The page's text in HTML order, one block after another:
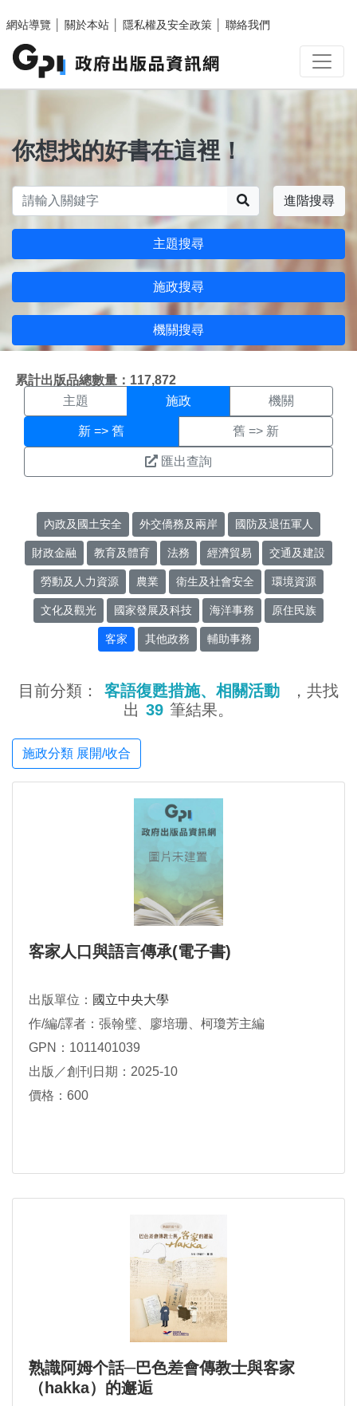
網站導覽
關於本站 隱私權及安全政策 聯絡我們
你想找的好書在這裡！
進階搜尋
主題搜尋
施政搜尋
機關搜尋
累計出版品總數量：117,872
施政搜尋結果頁面
主題 施政 機關
新 => 舊 舊 => 新
匯出查詢
內政及國土安全 外交僑務及兩岸 國防及退伍軍人
財政金融 教育及體育 法務 經濟貿易 交通及建設
勞動及人力資源 農業 衛生及社會安全 環境資源
文化及觀光 國家發展及科技 海洋事務 原住民族
客家 其他政務 輔助事務
目前分類： 客語復甦措施、相關活動
，共找
出 39 筆結果。
施政分類 展開/收合
客家人口與語言傳承(電子書)
出版單位： 國立中央大學
作/編/譯者：張翰璧、廖培珊、柯瓊芳主編
GPN：1011401039
出版／創刊日期：2025-10
價格：600
熟識阿姆个話─巴色差會傳教士與客家
（hakka）的邂逅